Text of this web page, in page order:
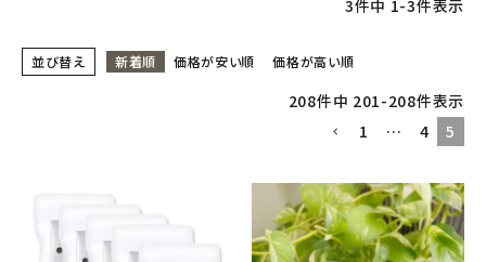
衛生用品
インナー・下着・ナイトウェア
3件中 1-3件表示
並び替え 新着順 価格が安い順 価格が高い順
208件中 201-208件表示
1
… 4 5